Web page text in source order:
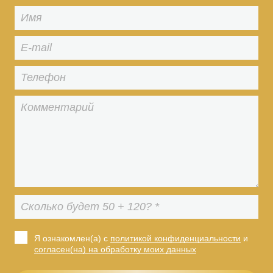
Я ознакомлен(а) с политикой конфиденциальности и
согласен(на) на обработку моих данных